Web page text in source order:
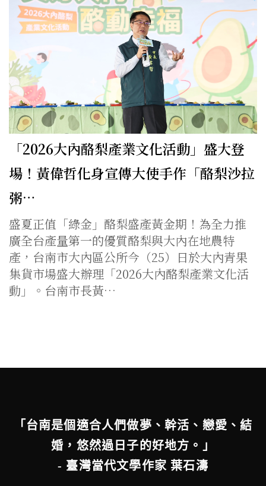
「2026大內酪梨產業文化活動」盛大登
場！黃偉哲化身宣傳大使手作「酪梨沙拉
粥…
盛夏正值「綠金」酪梨盛產黃金期！為全力推
廣全台產量第一的優質酪梨與大內在地農特
產，台南市大內區公所今（25）日於大內青果
集貨市場盛大辦理「2026大內酪梨產業文化活
動」。台南市長黃…
「台南是個適合人們做夢、幹活、戀愛、結
婚，悠然過日子的好地方。」
- 臺灣當代文學作家 葉石濤